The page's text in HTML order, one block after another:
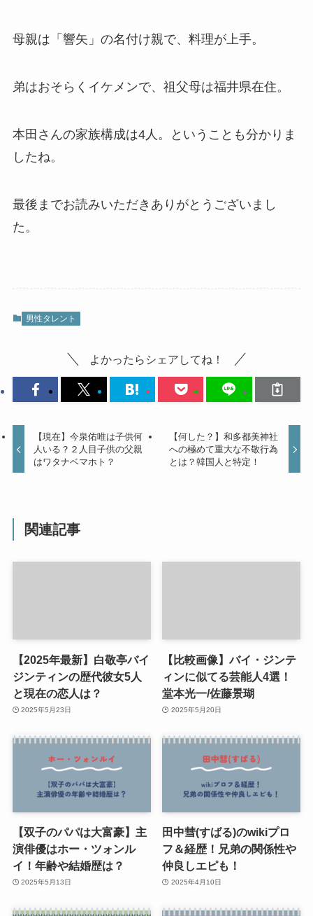
母親は「響矢」の名付け親で、料理が上手。
弟はおそらくイケメンで、祖父母は福井県在住。
本田さんの家族構成は4人。ということも分かりま
したね。
最後までお読みいただきありがとうございまし
た。
男性タレント
よかったらシェアしてね！
【現在】今泉佑唯は子供何
人いる？２人目子供の父親
はワタナベマホト？
【何した？】和多都美神社
への極めて重大な不敬行為
とは？韓国人と特定！
関連記事
【2025年最新】白敬亭バイ
ジンティンの歴代彼女5人
と現在の恋人は？
2025年5月23日
【比較画像】バイ・ジンテ
ィンに似てる芸能人4選！
堂本光一/佐藤景瑚
2025年5月20日
【双子のパパは大富豪】主
演俳優はホー・ツォンル
イ！年齢や結婚歴は？
2025年5月13日
田中彗(すばる)のwikiプロ
フ＆経歴！兄弟の関係性や
仲良しエピも！
2025年4月10日